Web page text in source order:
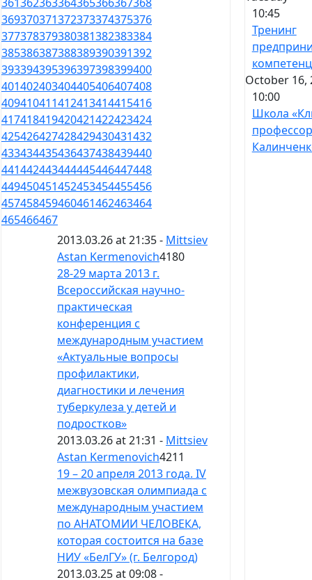
369370371372373374375376
377378379380381382383384
385386387388389390391392
393394395396397398399400
401402403404405406407408
409410411412413414415416
417418419420421422423424
425426427428429430431432
433434435436437438439440
441442443444445446447448
449450451452453454455456
457458459460461462463464
465466467
2013.03.26 at 21:35 - Mittsiev
Astan Kermenovich4180
28-29 марта 2013 г.
Всероссийская научно-
практическая
конференция с
международным участием
«Актуальные вопросы
профилактики,
диагностики и лечения
туберкулеза у детей и
подростков»
2013.03.26 at 21:31 - Mittsiev
Astan Kermenovich4211
19 – 20 апреля 2013 года. IV
межвузовская олимпиада с
международным участием
по АНАТОМИИ ЧЕЛОВЕКА,
которая состоится на базе
НИУ «БелГУ» (г. Белгород)
2013.03.25 at 09:08 -
10:45
Тренинг
October 16,
10:00
Школа